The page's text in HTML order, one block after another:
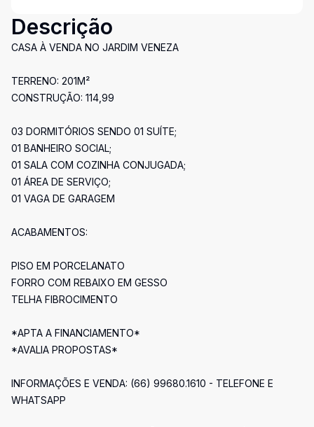
Descrição
CASA À VENDA NO JARDIM VENEZA
TERRENO: 201M²
CONSTRUÇÃO: 114,99
03 DORMITÓRIOS SENDO 01 SUÍTE;
01 BANHEIRO SOCIAL;
01 SALA COM COZINHA CONJUGADA;
01 ÁREA DE SERVIÇO;
01 VAGA DE GARAGEM
ACABAMENTOS:
PISO EM PORCELANATO
FORRO COM REBAIXO EM GESSO
TELHA FIBROCIMENTO
*APTA A FINANCIAMENTO*
*AVALIA PROPOSTAS*
INFORMAÇÕES E VENDA: (66) 99680.1610 - TELEFONE E
WHATSAPP